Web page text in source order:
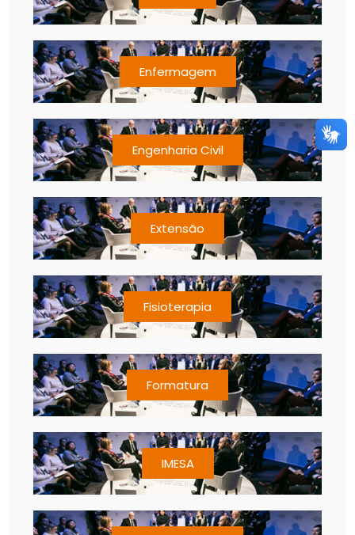
Enfermagem
Engenharia Civil
Extensão
Fisioterapia
Formatura
IMESA